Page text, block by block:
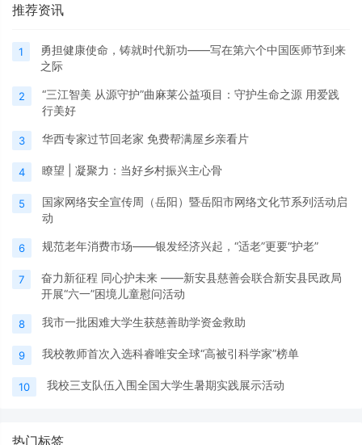
推荐资讯
1
勇担健康使命，铸就时代新功——写在第六个中国医师节到来
之际
2
“三江智美 从源守护”曲麻莱公益项目：守护生命之源 用爱践
行美好
3 华西专家过节回老家 免费帮满屋乡亲看片
4 瞭望 | 凝聚力：当好乡村振兴主心骨
5
国家网络安全宣传周（岳阳）暨岳阳市网络文化节系列活动启
动
6 规范老年消费市场——银发经济兴起，“适老”更要“护老”
7
奋力新征程 同心护未来 ——新安县慈善会联合新安县民政局
开展“六一”困境儿童慰问活动
8 我市一批困难大学生获慈善助学资金救助
9 我校教师首次入选科睿唯安全球“高被引科学家”榜单
10 我校三支队伍入围全国大学生暑期实践展示活动
热门标签